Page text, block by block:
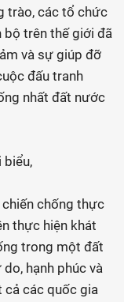
trào, các tổ chức
bộ trên thế giới đã
và sự giúp đỡ
đấu tranh
nhất đất nước
biểu,
chống thực
thực hiện khát
trong một đất
hạnh phúc và
cả các quốc gia